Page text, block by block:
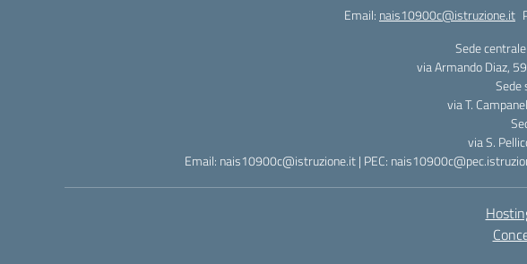
Email: nais10900c@istruzione.it
Sede
via Armando Diaz,
Sede
via T.
via S.
Email: nais10900c@istruzione.it | PEC: